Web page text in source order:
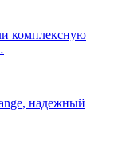
комплексную
надежный